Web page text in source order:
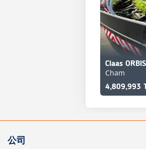
Cham
4,809,993
公司